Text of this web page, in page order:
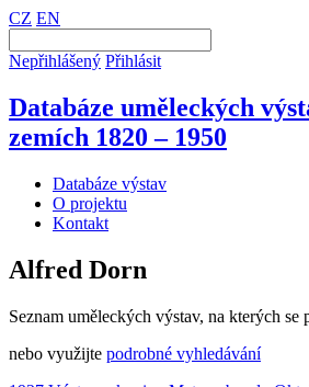
CZ EN
Nepřihlášený Přihlásit
Databáze uměleckých
zemích 1820 – 1950
Databáze výstav
O projektu
Kontakt
Alfred Dorn
Seznam uměleckých výstav, na kterých se
nebo využijte podrobné vyhledávání